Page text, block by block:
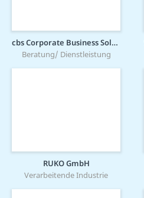
cbs Corporate Business Solutions
Beratung/ Dienstleistung
RUKO GmbH
Verarbeitende Industrie